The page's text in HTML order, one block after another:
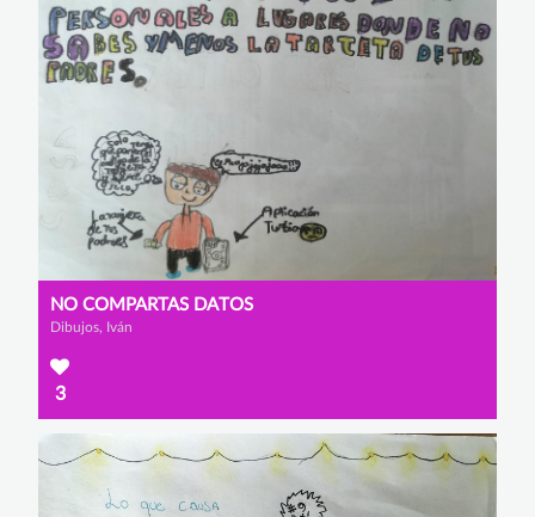
NO COMPARTAS DATOS
Dibujos, Iván
3